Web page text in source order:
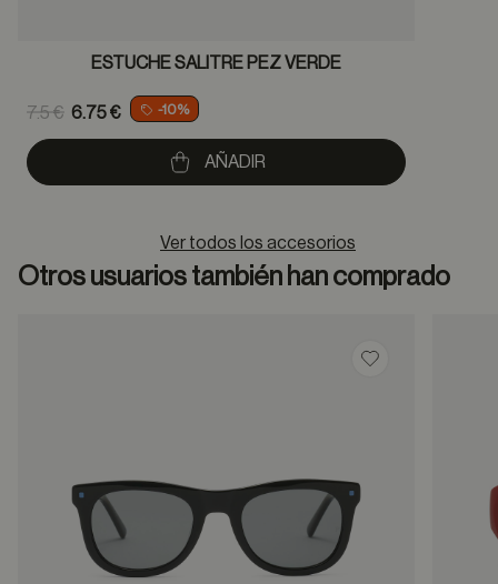
ESTUCHE SALITRE PEZ VERDE
Price reduced from
7.5 €
to
6.75 € -10%
AÑADIR
Ver todos los accesorios
Otros usuarios también han comprado
Guardar en